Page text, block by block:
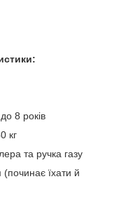
8 років
кг
та ручка газу
(починає їхати й